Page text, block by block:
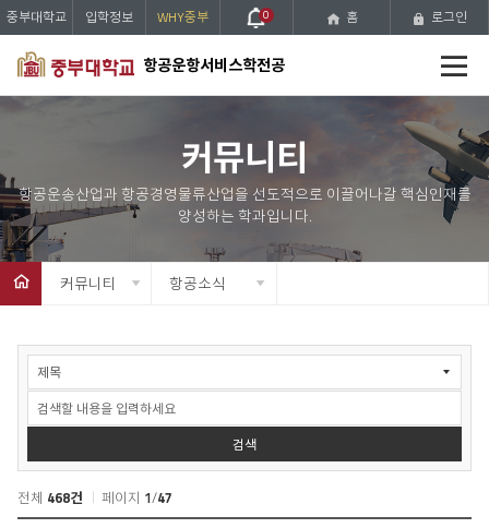
항공운항서비스학전공
메
중부대학교 입학정보 WHY중부 0 홈 로그인
커뮤니티
커뮤니티 항공소식
항
식
색
검색
전체 468건 페이지 1/47